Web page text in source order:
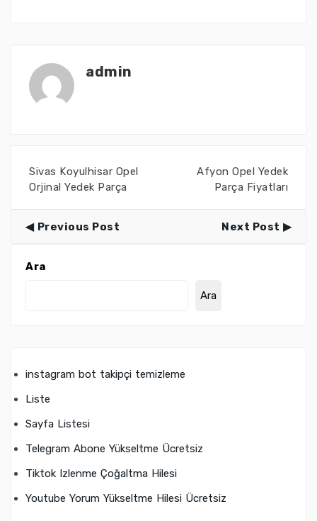
admin
Sivas Koyulhisar Opel
Orjinal Yedek Parça
Afyon Opel Yedek
Parça Fiyatları
Previous Post Next Post
Ara
Ara
instagram bot takipçi temizleme
Liste
Sayfa Listesi
Telegram Abone Yükseltme Ücretsiz
Tiktok Izlenme Çoğaltma Hilesi
Youtube Yorum Yükseltme Hilesi Ücretsiz